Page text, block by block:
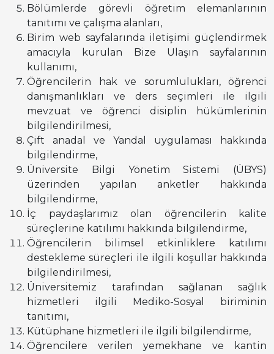
Bölümlerde görevli öğretim elemanlarının
tanıtımı ve çalışma alanları,
Birim web sayfalarında iletişimi güçlendirmek
amacıyla kurulan Bize Ulaşın sayfalarının
kullanımı,
Öğrencilerin hak ve sorumlulukları, öğrenci
danışmanlıkları ve ders seçimleri ile ilgili
mevzuat ve öğrenci disiplin hükümlerinin
bilgilendirilmesi,
Çift anadal ve Yandal uygulaması hakkında
bilgilendirme,
Üniversite Bilgi Yönetim Sistemi (ÜBYS)
üzerinden yapılan anketler hakkında
bilgilendirme,
İç paydaşlarımız olan öğrencilerin kalite
süreçlerine katılımı hakkında bilgilendirme,
Öğrencilerin bilimsel etkinliklere katılımı
destekleme süreçleri ile ilgili koşullar hakkında
bilgilendirilmesi,
Üniversitemiz tarafından sağlanan sağlık
hizmetleri ilgili Mediko-Sosyal biriminin
tanıtımı,
Kütüphane hizmetleri ile ilgili bilgilendirme,
Öğrencilere verilen yemekhane ve kantin